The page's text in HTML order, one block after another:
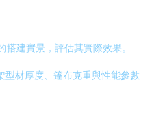
搭建實景，評估其實際效果。
型材厚度、篷布克重與性能參數